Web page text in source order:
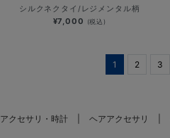
シルクネクタイ/レジメンタル柄
¥7,000 (税込)
1 2 3
アクセサリ・時計 ヘアアクセサリ